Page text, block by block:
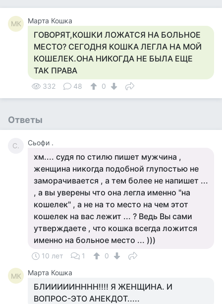
МК Марта Кошка
ГОВОРЯТ,КОШКИ ЛОЖАТСЯ НА БОЛЬНОЕ
МЕСТО? СЕГОДНЯ КОШКА ЛЕГЛА НА МОЙ
КОШЕЛЕК.ОНА НИКОГДА НЕ БЫЛА ЕЩЕ
ТАК ПРАВА
332 48 0
Ответы
С. Сьофи .
хм.... судя по стилю пишет мужчина ,
женщина никогда подобной глупостью не
заморачивается , а тем более не напишет ...
, а вы уверены что она легла именно "на
кошелек" , а не на то место на чем этот
кошелек на вас лежит ... ? Ведь Вы сами
утверждаете , что кошка всегда ложится
именно на больное место ... )))
10 лет 1 0
МК Марта Кошка
БЛИИИИИНННН!!!! Я ЖЕНЩИНА. И
ВОПРОС-ЭТО АНЕКДОТ.....